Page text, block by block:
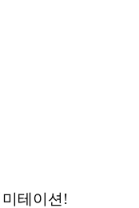
테이션!